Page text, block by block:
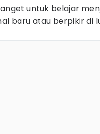
untuk belajar
baru atau berpikir di